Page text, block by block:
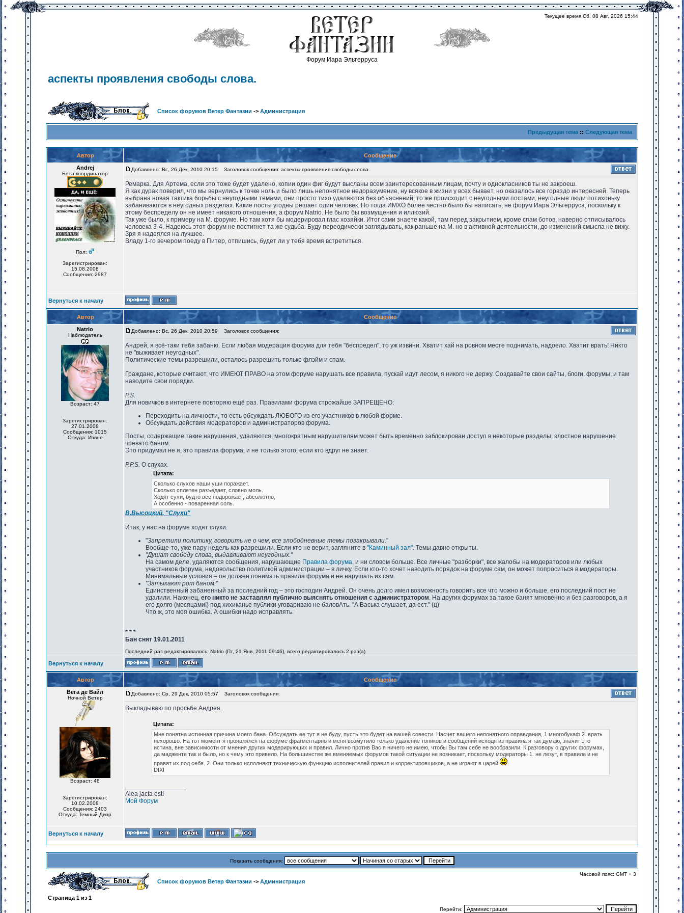
Форум Иара Эльтерруса
Текущее время Сб, 08 Авг, 2026 15:44
аспекты проявления свободы слова.
Список форумов Ветер Фантазии -> Администрация
Предыдущая тема :: Следующая тема
Автор
Сообщение
Andrej
Бета-координатор
Пол:
Зарегистрирован:
15.08.2008
Сообщения: 2987
Добавлено: Вс, 26 Дек, 2010 20:15 Заголовок сообщения: аспекты проявления свободы слова.
Ремарка. Для Артема, если это тоже будет удалено, копии один фиг будут высланы всем заинтересованным лицам, почту и однокласников ты не закроеш.
Я как дурак поверил, что мы вернулись к точке ноль и было лишь непонятное недоразумение, ну всякое в жизни у всех бывает, но оказалось все гораздо интересней. Теперь
выбрана новая тактика борьбы с неугодными темами, они просто тихо удаляются без объяснений, то же происходит с неугодными постами, неугодные люди потихоньку
забаниваются в неугодных разделах. Какие посты угодны решает один человек. Но тогда ИМХО более честно было бы написать, не форум Иара Эльтерруса, поскольку к
этому беспределу он не имеет никакого отношения, а форум Natrio. Не было бы возмущения и иллюзий.
Так уже было, к примеру на М. форуме. Но там хотя бы модерировал глас хозяйки. Итог сами знаете какой, там перед закрытием, кроме спам ботов, наверно отписывалось
человека 3-4. Надеюсь этот форум не постигнет та же судьба. Буду переодически заглядывать, как раньше на М. но в активной деятельности, до изменений смысла не вижу.
Зря я надеялся на лучшее.
Владу 1-го вечером поеду в Питер, отпишись, будет ли у тебя время встретиться.
Вернуться к началу
Автор
Сообщение
Natrio
Наблюдатель
Возраст: 47
Зарегистрирован:
27.01.2008
Сообщения: 1015
Откуда: Извне
Добавлено: Вс, 26 Дек, 2010 20:59 Заголовок сообщения:
Андрей, я всё-таки тебя забаню. Если любая модерация форума для тебя "беспредел", то уж извини. Хватит хай на ровном месте поднимать, надоело. Хватит врать! Никто
не "выживает неугодных".
Политические темы разрешили, осталось разрешить только флэйм и спам.
Граждане, которые считают, что ИМЕЮТ ПРАВО на этом форуме нарушать все правила, пускай идут лесом, я никого не держу. Создавайте свои сайты, блоги, форумы, и там
наводите свои порядки.
P.S.
Для новичков в интернете повторяю ещё раз. Правилами форума строжайше ЗАПРЕЩЕНО:
Переходить на личности, то есть обсуждать ЛЮБОГО из его участников в любой форме.
Обсуждать действия модераторов и администраторов форума.
Посты, содержащие такие нарушения, удаляются, многократным нарушителям может быть временно заблокирован доступ в некоторые разделы, злостное нарушение
чревато баном.
Это придумал не я, это правила форума, и не только этого, если кто вдруг не знает.
P.P.S. О слухах.
Цитата:
Сколько слухов наши уши поражает.
Сколько сплетен разъедает, словно моль.
Ходят сухи, будто все подорожает, абсолютно,
А особенно - поваренная соль.
В.Высоцкий, "Слухи"
Итак, у нас на форуме ходят слухи.
"Запретили политику, говорить не о чем, все злободневные темы позакрывали."
Вообще-то, уже пару недель как разрешили. Если кто не верит, загляните в "Каминный зал". Темы давно открыты.
"Душат свободу слова, выдавливают неугодных."
На самом деле, удаляются сообщения, нарушающие Правила форума, и ни словом больше. Все личные "разборки", все жалобы на модераторов или любых
участников форума, недовольство политикой администрации – в личку. Если кто-то хочет наводить порядок на форуме сам, он может попроситься в модераторы.
Минимальные условия – он должен понимать правила форума и не нарушать их сам.
"Затыкают рот баном."
Единственный забаненный за последний год – это господин Андрей. Он очень долго имел возможность говорить все что можно и больше, его последний пост не
удалили. Наконец, его никто не заставлял публично выяснять отношения с администратором. На других форумах за такое банят мгновенно и без разговоров, а я
его долго (месяцами!) под хихиканье публики уговариваю не баловАть. "А Васька слушает, да ест." (ц)
Что ж, это моя ошибка. А ошибки надо исправлять.
* * *
Бан снят 19.01.2011
Последний раз редактировалось: Natrio (Пт, 21 Янв, 2011 09:46), всего редактировалось 2 раз(а)
Вернуться к началу
Автор
Сообщение
Вега де Вайл
Ночной Ветер
Возраст: 48
Зарегистрирован:
10.02.2008
Сообщения: 2403
Откуда: Темный Двор
Добавлено: Ср, 29 Дек, 2010 05:57 Заголовок сообщения:
Выкладываю по просьбе Андрея.
Цитата:
Мне понятна истинная причина моего бана. Обсуждать ее тут я не буду, пусть это будет на вашей совести. Насчет вашего непонятного оправдания, 1 многобукаф 2. врать
нехорошо. На тот момент я проявлялся на форуме фрагментарно и меня возмутило только удаление топиков и сообщений исходя из правила я так думаю, значит это
истина, вне зависимости от мнения других модерирующих и правил. Лично против Вас я ничего не имею, чтобы Вы там себе не вообразили. К разговору о других форумах,
да мадженте так и было, но к чему это привело. На большинстве же вменяемых форумов такой ситуации не возникает, поскольку модераторы 1. не лезут, в правила и не
правят их под себя. 2. Они только исполняют техническую функцию исполнителей правил и корректировщиков, а не играют в царей
DIXI
Alea jacta est!
Мой Форум
Вернуться к началу
Показать сообщения:
Список форумов Ветер Фантазии -> Администрация
Часовой пояс: GMT + 3
Страница 1 из 1
Перейти: